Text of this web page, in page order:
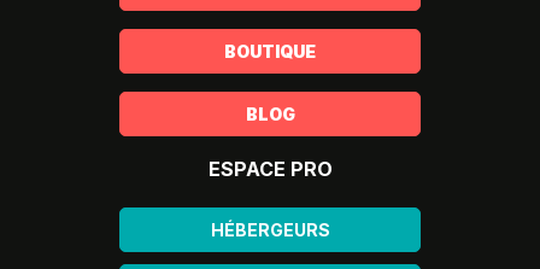
BOUTIQUE
BLOG
ESPACE PRO
HÉBERGEURS